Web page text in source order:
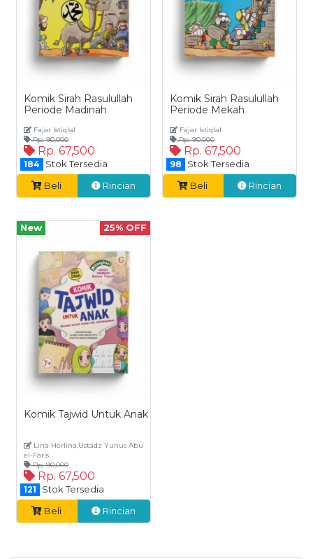
Komik Sirah Rasulullah
Periode Madinah
Fajar Istiqlal
Rp. 90,000
Rp. 67,500
184
Stok Tersedia
Beli
Rincian
Komik Sirah Rasulullah
Periode Mekah
Fajar Istiqlal
Rp. 90,000
Rp. 67,500
98
Stok Tersedia
Beli
Rincian
New 25% OFF
Komik Tajwid Untuk Anak
Lina Herlina,Ustadz Yunus Abu
el-Faris
Rp. 90,000
Rp. 67,500
121
Stok Tersedia
Beli
Rincian